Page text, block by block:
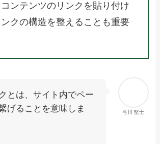
ンテンツのリンクを貼り付け
クの構造を整えることも重要
弓川 堅士
とは、サイト内でペー
げることを意味しま